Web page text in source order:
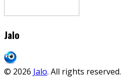
Jalo
© 2026 Jalo. All rights reserved.